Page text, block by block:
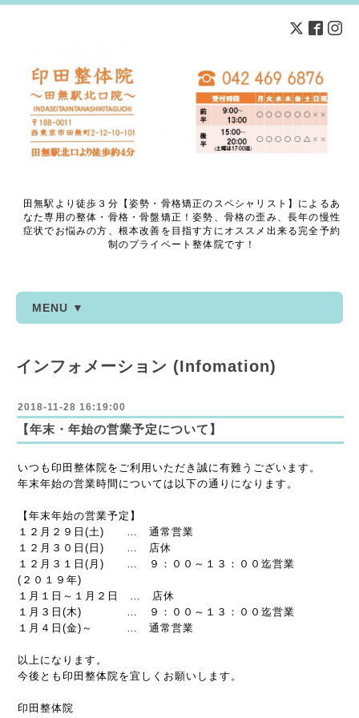
田無駅より徒歩３分【姿勢・骨格矯正のスペシャリスト】によるあ
なた専用の整体・骨格・骨盤矯正！姿勢、骨格の歪み、長年の慢性
症状でお悩みの方、根本改善を目指す方にオススメ出来る完全予約
制のプライベート整体院です！
MENU ▼
インフォメーション (Infomation)
2018-11-28 16:19:00
【年末・年始の営業予定について】
いつも印田整体院をご利用いただき誠に有難うございます。
年末年始の営業時間については以下の通りになります。
【年末年始の営業予定】
１２月２９日(土) … 通常営業
１２月３０日(日) … 店休
１２月３１日(月) … ９：００～１３：００迄営業
(２０１９年)
１月１日～１月２日 … 店休
１月３日(木) … ９：００～１３：００迄営業
１月４日(金)～ … 通常営業
以上になります。
今後とも印田整体院を宜しくお願いします。
印田整体院